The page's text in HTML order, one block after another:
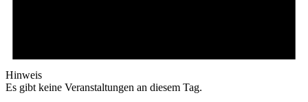
Hinweis
Es gibt keine Veranstaltungen an diesem Tag.